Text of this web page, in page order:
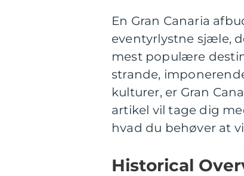
En Gran Canaria
eventyrlystne sjæle,
mest populære
strande,
kulturer, er Gran
artikel vil tage dig
hvad du behøver at
Historical